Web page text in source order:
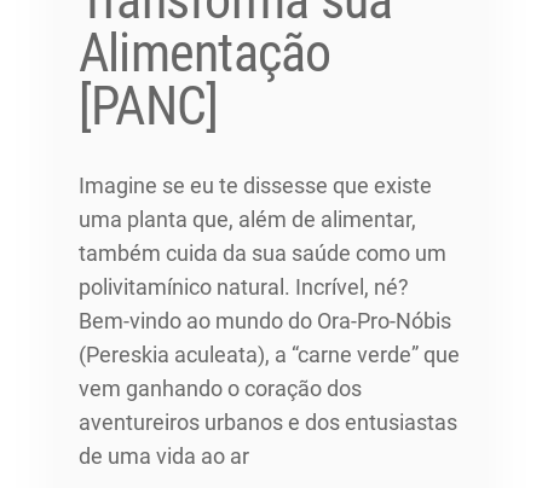
Alimentação
[PANC]
Imagine se eu te dissesse que existe
uma planta que, além de alimentar,
também cuida da sua saúde como um
polivitamínico natural. Incrível, né?
Bem-vindo ao mundo do Ora-Pro-Nóbis
(Pereskia aculeata), a “carne verde” que
vem ganhando o coração dos
aventureiros urbanos e dos entusiastas
de uma vida ao ar